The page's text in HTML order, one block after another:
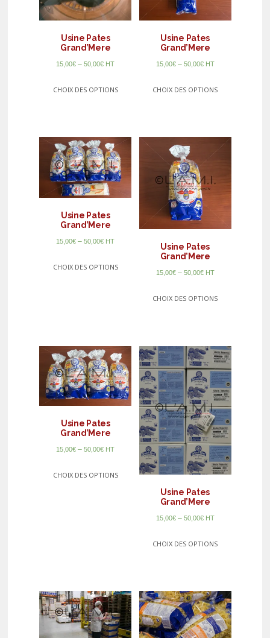
Usine Pates
Grand’Mere
15,00€ –50,00€ HT
CHOIX DES OPTIONS
Usine Pates
Grand’Mere
15,00€– 50,00€ HT
CHOIX DES OPTIONS
Usine Pates
Grand’Mere
15,00€ –50,00€ HT
CHOIX DES OPTIONS
Usine Pates
Grand’Mere
15,00€– 50,00€ HT
CHOIX DES OPTIONS
Usine Pates
Grand’Mere
15,00€ –50,00€ HT
CHOIX DES OPTIONS
Usine Pates
Grand’Mere
15,00€– 50,00€ HT
CHOIX DES OPTIONS